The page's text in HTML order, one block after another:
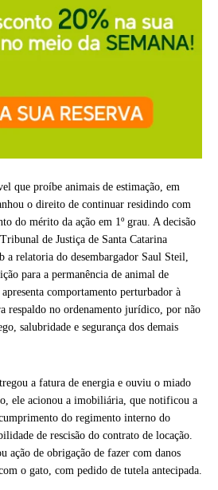
que proíbe animais de estimação, em
o direito de continuar residindo com
do mérito da ação em 1º grau. A decisão
de Justiça de Santa Catarina
a relatoria do desembargador Saul Steil,
para a permanência de animal de
comportamento perturbador à
respaldo no ordenamento jurídico, por não
salubridade e segurança dos demais
a fatura de energia e ouviu o miado
ele acionou a imobiliária, que notificou a
do regimento interno do
de rescisão do contrato de locação.
ação de obrigação de fazer com danos
o gato, com pedido de tutela antecipada.